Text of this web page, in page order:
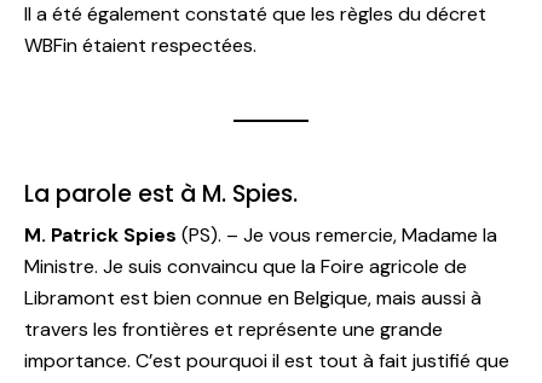
Il a été également constaté que les règles du décret
WBFin étaient respectées.
La parole est à M. Spies.
M. Patrick Spies (PS). – Je vous remercie, Madame la
Ministre. Je suis convaincu que la Foire agricole de
Libramont est bien connue en Belgique, mais aussi à
travers les frontières et représente une grande
importance. C’est pourquoi il est tout à fait justifié que